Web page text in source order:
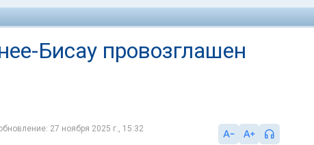
Бисау провозглашен
27 ноября 2025 г., 15:32